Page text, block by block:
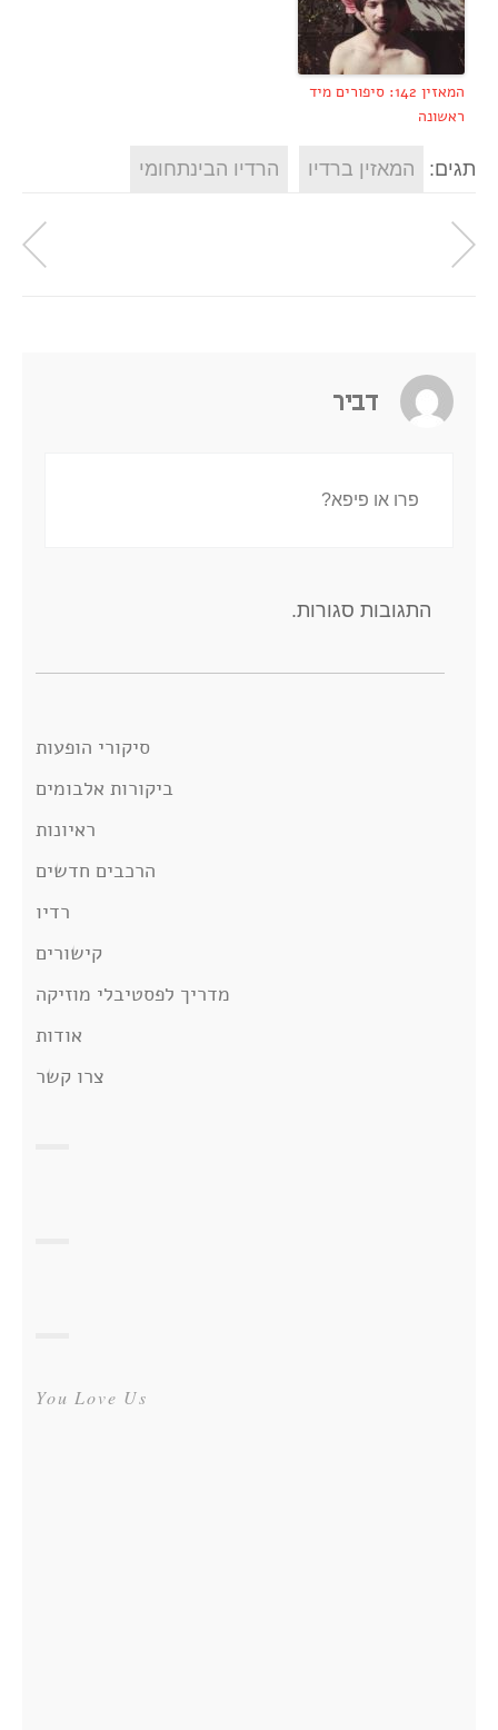
המאזין 142: סיפורים מיד
ראשונה
תגים: המאזין ברדיו הרדיו הבינתחומי
דביר
פרו או פיפא?
התגובות סגורות.
סיקורי הופעות
ביקורות אלבומים
ראיונות
הרכבים חדשים
רדיו
קישורים
מדריך לפסטיבלי מוזיקה
אודות
צרו קשר
You Love Us